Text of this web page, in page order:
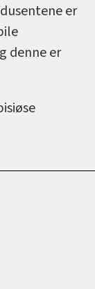
er
denne er